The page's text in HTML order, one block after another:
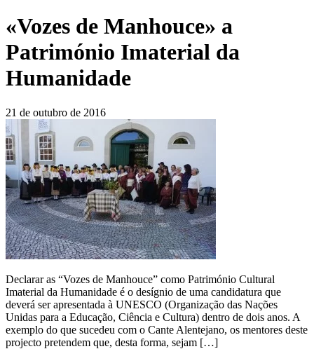
«Vozes de Manhouce» a
Património Imaterial da
Humanidade
21 de outubro de 2016
Declarar as “Vozes de Manhouce” como Património Cultural
Imaterial da Humanidade é o desígnio de uma candidatura que
deverá ser apresentada à UNESCO (Organização das Nações
Unidas para a Educação, Ciência e Cultura) dentro de dois anos. A
exemplo do que sucedeu com o Cante Alentejano, os mentores deste
projecto pretendem que, desta forma, sejam […]